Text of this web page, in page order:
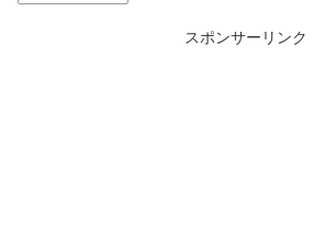
スポンサーリンク